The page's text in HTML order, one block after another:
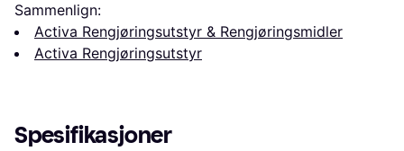
Sammenlign:
Activa Rengjøringsutstyr & Rengjøringsmidler
Activa Rengjøringsutstyr
Spesifikasjoner